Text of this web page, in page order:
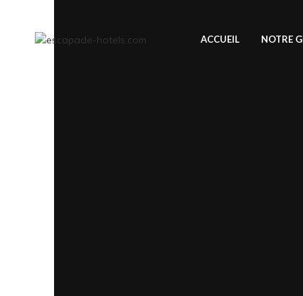
ACCUEIL NOTRE